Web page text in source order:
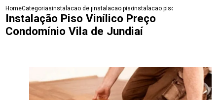
HomeCategoriasinstalacao de pisosinstalacao piso vinilicoinstalacao piso vinilico preco
Instalação Piso Vinílico Preço
Condomínio Vila de Jundiaí